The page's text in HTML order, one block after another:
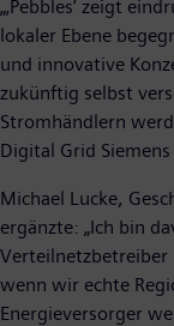
„‚Pebbles‘ zeigt
lokaler Ebene
und innovative
zukünftig selbst
Stromhändlern
Digital Grid
Michael Lucke,
ergänzte: „Ich bin
Verteilnetzbetreiber
wenn wir echte
Energieversorger